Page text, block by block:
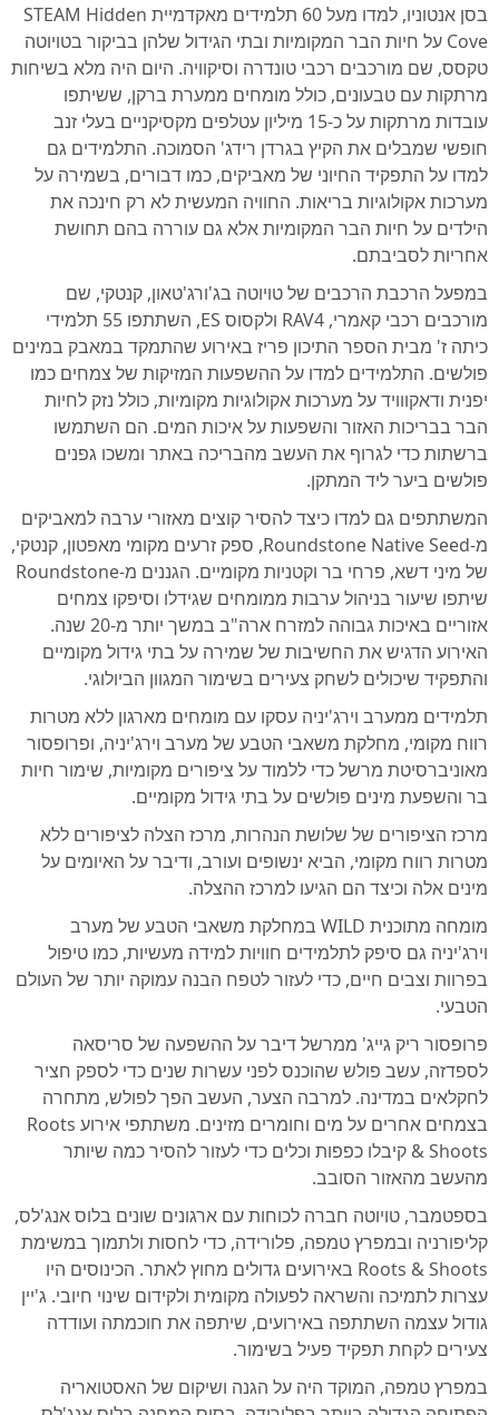
בסן אנטוניו, למדו מעל 60 תלמידים מאקדמיית STEAM Hidden
Cove על חיות הבר המקומיות ובתי הגידול שלהן בביקור בטויוטה
טקסס, שם מורכבים רכבי טונדרה וסיקוויה. היום היה מלא בשיחות
מרתקות עם טבעונים, כולל מומחים ממערת ברקן, ששיתפו
עובדות מרתקות על כ-15 מיליון עטלפים מקסיקניים בעלי זנב
חופשי שמבלים את הקיץ בגרדן רידג' הסמוכה. התלמידים גם
למדו על התפקיד החיוני של מאביקים, כמו דבורים, בשמירה על
מערכות אקולוגיות בריאות. החוויה המעשית לא רק חינכה את
הילדים על חיות הבר המקומיות אלא גם עוררה בהם תחושת
אחריות לסביבתם.
במפעל הרכבת הרכבים של טויוטה בג'ורג'טאון, קנטקי, שם
מורכבים רכבי קאמרי, RAV4 ולקסוס ES, השתתפו 55 תלמידי
כיתה ז' מבית הספר התיכון פריז באירוע שהתמקד במאבק במינים
פולשים. התלמידים למדו על ההשפעות המזיקות של צמחים כמו
יפנית ודאקווויד על מערכות אקולוגיות מקומיות, כולל נזק לחיות
הבר בבריכות האזור והשפעות על איכות המים. הם השתמשו
ברשתות כדי לגרוף את העשב מהבריכה באתר ומשכו גפנים
פולשים ביער ליד המתקן.
המשתתפים גם למדו כיצד להסיר קוצים מאזורי ערבה למאביקים
מ-Roundstone Native Seed, ספק זרעים מקומי מאפטון, קנטקי,
של מיני דשא, פרחי בר וקטניות מקומיים. הגננים מ-Roundstone
שיתפו שיעור בניהול ערבות ממומחים שגידלו וסיפקו צמחים
אזוריים באיכות גבוהה למזרח ארה"ב במשך יותר מ-20 שנה.
האירוע הדגיש את החשיבות של שמירה על בתי גידול מקומיים
והתפקיד שיכולים לשחק צעירים בשימור המגוון הביולוגי.
תלמידים ממערב וירג'יניה עסקו עם מומחים מארגון ללא מטרות
רווח מקומי, מחלקת משאבי הטבע של מערב וירג'יניה, ופרופסור
מאוניברסיטת מרשל כדי ללמוד על ציפורים מקומיות, שימור חיות
בר והשפעת מינים פולשים על בתי גידול מקומיים.
מרכז הציפורים של שלושת הנהרות, מרכז הצלה לציפורים ללא
מטרות רווח מקומי, הביא ינשופים ועורב, ודיבר על האיומים על
מינים אלה וכיצד הם הגיעו למרכז ההצלה.
מומחה מתוכנית WILD במחלקת משאבי הטבע של מערב
וירג'יניה גם סיפק לתלמידים חוויות למידה מעשיות, כמו טיפול
בפרוות וצבים חיים, כדי לעזור לטפח הבנה עמוקה יותר של העולם
הטבעי.
פרופסור ריק גייג' ממרשל דיבר על ההשפעה של סריסאה
לספדזה, עשב פולש שהוכנס לפני עשרות שנים כדי לספק חציר
לחקלאים במדינה. למרבה הצער, העשב הפך לפולש, מתחרה
בצמחים אחרים על מים וחומרים מזינים. משתתפי אירוע Roots
& Shoots קיבלו כפפות וכלים כדי לעזור להסיר כמה שיותר
מהעשב מהאזור הסובב.
בספטמבר, טויוטה חברה לכוחות עם ארגונים שונים בלוס אנג'לס,
קליפורניה ובמפרץ טמפה, פלורידה, כדי לחסות ולתמוך במשימת
Roots & Shoots באירועים גדולים מחוץ לאתר. הכינוסים היו
עצרות לתמיכה והשראה לפעולה מקומית ולקידום שינוי חיובי. ג'יין
גודול עצמה השתתפה באירועים, שיתפה את חוכמתה ועודדה
צעירים לקחת תפקיד פעיל בשימור.
במפרץ טמפה, המוקד היה על הגנה ושיקום של האסטואריה